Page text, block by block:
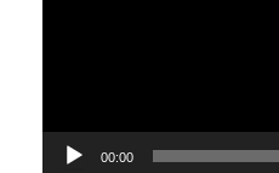
00:00